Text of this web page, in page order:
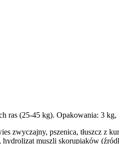
ras (25-45 kg). Opakowania: 3 kg,
zwyczajny, pszenica, tłuszcz z
muszli skorupiaków